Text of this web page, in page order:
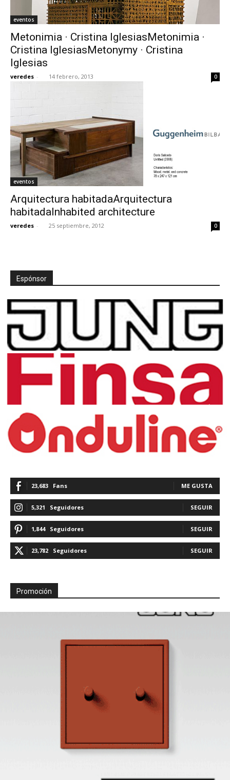
eventos
Metonimia · Cristina IglesiasMetonimia ·
Cristina IglesiasMetonymy · Cristina
Iglesias
veredes - 14 febrero, 2013 0
eventos
Arquitectura habitadaArquitectura
habitadaInhabited architecture
veredes - 25 septiembre, 2012 0
Espónsor
23,683 Fans ME GUSTA
5,321 Seguidores SEGUIR
1,844 Seguidores SEGUIR
23,782 Seguidores SEGUIR
Promoción